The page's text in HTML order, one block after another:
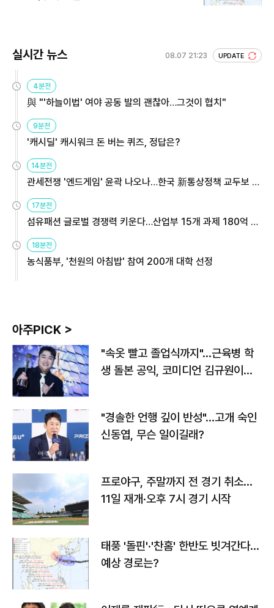
실시간 뉴스 08.07 21:23 UPDATE
4분전
與 "'하늘이법' 여야 공동 발의 괜찮아…그것이 협치"
9분전
'캐시딜' 캐시워크 돈 버는 퀴즈, 정답은?
14분전
관세전쟁 '엔드게임' 윤곽 나오나…한국 新통상정책 교두보 활
17분전
섬유패션 글로벌 경쟁력 키운다…산업부 15개 과제 180억 지
18분전
농식품부, '천원의 아침밥' 참여 200개 대학 선정
아주PICK >
"속옷 빨고 졸업식까지"…근육병 학
생 돌본 공익, 코미디언 김규원이었
"경솔한 언행 깊이 반성"…고개 숙인
신동엽, 무슨 일이길래?
프로야구, 주말까지 전 경기 취소…
11일 재개·오후 7시 경기 시작
태풍 '돌핀'·'찬홈' 한반도 빗겨간다…
예상 경로는?